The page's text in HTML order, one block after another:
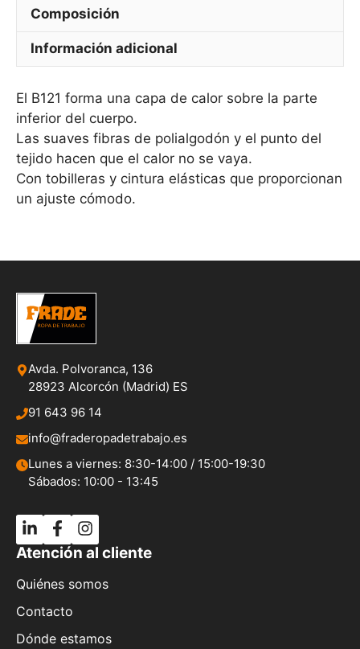
Composición
Información adicional
El B121 forma una capa de calor sobre la parte
inferior del cuerpo.
Las suaves fibras de polialgodón y el punto del
tejido hacen que el calor no se vaya.
Con tobilleras y cintura elásticas que proporcionan
un ajuste cómodo.
Avda. Polvoranca, 136
28923 Alcorcón (Madrid) ES
91 643 96 14
info@fraderopadetrabajo.es
Lunes a viernes: 8:30-14:00 / 15:00-19:30
Sábados: 10:00 - 13:45
Atención al cliente
Quiénes somos
Contacto
Dónde estamos